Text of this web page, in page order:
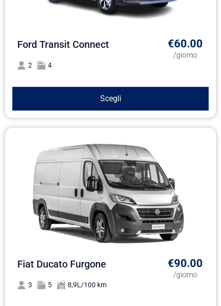
Ford Transit Connect
2 4
€60.00
/giorno
Scegli
Fiat Ducato Furgone
3 5 8,9L/100 km
€90.00
/giorno